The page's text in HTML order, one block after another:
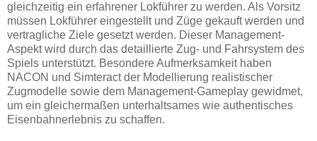
gleichzeitig ein erfahrener Lokführer zu werden. Als Vorsitz
müssen Lokführer eingestellt und Züge gekauft werden und
vertragliche Ziele gesetzt werden. Dieser Management-
Aspekt wird durch das detaillierte Zug- und Fahrsystem des
Spiels unterstützt. Besondere Aufmerksamkeit haben
NACON und Simteract der Modellierung realistischer
Zugmodelle sowie dem Management-Gameplay gewidmet,
um ein gleichermaßen unterhaltsames wie authentisches
Eisenbahnerlebnis zu schaffen.